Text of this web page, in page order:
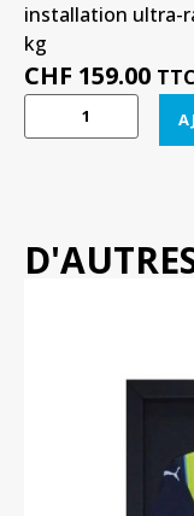
installation ultra-
kg
CHF 159.00 TTC